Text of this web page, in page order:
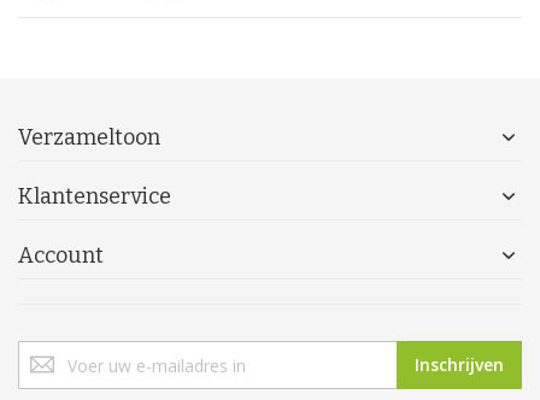
Verzameltoon
Klantenservice
Account
Abonneer
Inschrijven